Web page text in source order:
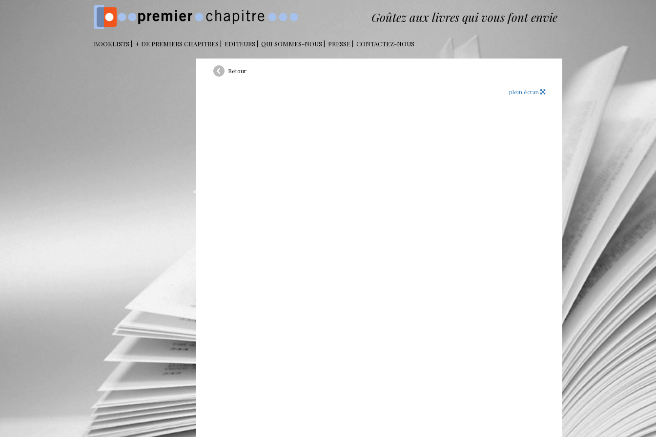
Goûtez aux livres qui vous font envie
BOOKLISTS + DE PREMIERS CHAPITRES EDITEURS QUI SOMMES-NOUS PRESSE CONTACTEZ-NOUS
Retour
plein écran